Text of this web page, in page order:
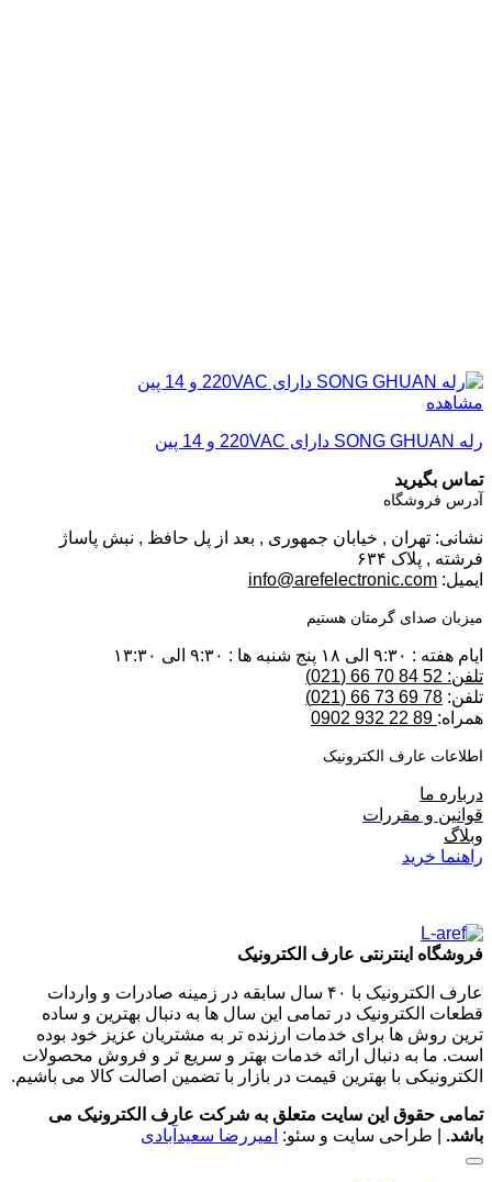
مشاهده
رله SONG GHUAN دارای 220VAC و 14 پین
تماس بگیرید
آدرس فروشگاه
نشانی: تهران , خیابان جمهوری , بعد از پل حافظ , نبش پاساژ
فرشته , پلاک ۶۳۴
ایمیل: info@arefelectronic.com
میزبان صدای گرمتان هستیم
ایام هفته : ۹:۳۰ الی ۱۸ پنج شنبه ها : ۹:۳۰ الی ۱۳:۳۰
تلفن: 52 84 70 66 (021)
تلفن: 78 69 73 66 (021)
همراه:
اطلاعات عارف الکترونیک
درباره ما
قوانین و مقررات
وبلاگ
راهنما خرید
فروشگاه اینترنتی عارف الکترونیک
عارف الکترونیک با ۴۰ سال سابقه در زمینه صادرات و واردات
قطعات الکترونیک در تمامی این سال ها به دنبال بهترین و ساده
ترین روش ها برای خدمات ارزنده تر به مشتریان عزیز خود بوده
است. ما به دنبال ارائه خدمات بهتر و سریع تر و فروش محصولات
الکترونیکی با بهترین قیمت در بازار با تضمین اصالت کالا می باشیم.
تمامی حقوق این سایت متعلق به شرکت عارف الکترونیک می
باشد. | طراحی سایت و سئو: امیررضا سعیدآبادی